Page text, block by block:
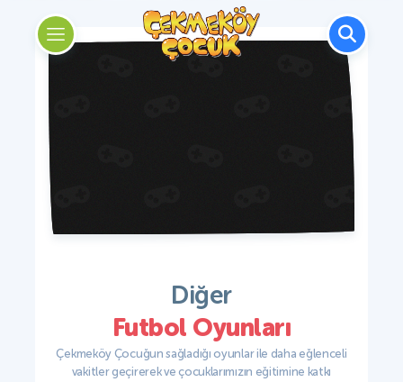
Diğer
Futbol Oyunları
Çekmeköy Çocuğun sağladığı oyunlar ile daha eğlenceli
vakitler geçirerek ve çocuklarımızın eğitimine katkı